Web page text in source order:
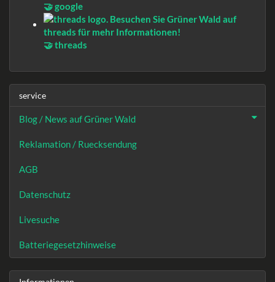
🤝 google
🤝 threads
service
Blog / News auf Grüner Wald
Reklamation / Ruecksendung
AGB
Datenschutz
Livesuche
Batteriegesetzhinweise